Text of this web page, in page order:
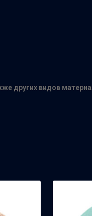
других видов